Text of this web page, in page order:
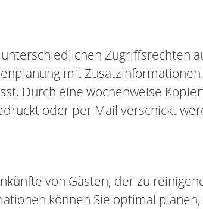
Zugriffsrechten
mit
Durch eine wochenweise
oder per Mail verschickt
von Gästen, der zu
können Sie optimal